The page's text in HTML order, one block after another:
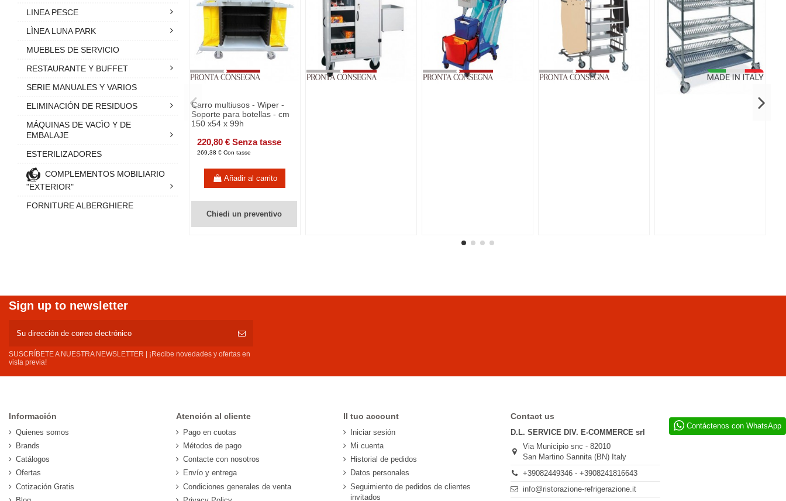
Carro multiusos - Wiper -
Soporte para botellas - cm
150 x54 x 99h
220,80 € Senza tasse
269,38 € Con tasse
Añadir al carrito
Chiedi un preventivo
LINEA PESCE
LÌNEA LUNA PARK
MUEBLES DE SERVICIO
RESTAURANTE Y BUFFET
SERIE MANUALES Y VARIOS
ELIMINACIÓN DE RESIDUOS
MÁQUINAS DE VACÌO Y DE
EMBALAJE
ESTERILIZADORES
COMPLEMENTOS MOBILIARIO
"EXTERIOR"
FORNITURE ALBERGHIERE
Sign up to newsletter
SUSCRÍBETE A NUESTRA NEWSLETTER | ¡Recibe novedades y ofertas en
vista previa!
Información
Quienes somos
Brands
Catálogos
Ofertas
Cotización Gratis
Atención al cliente
Pago en cuotas
Métodos de pago
Contacte con nosotros
Envío y entrega
Condiciones generales de venta
Il tuo account
Iniciar sesión
Mi cuenta
Historial de pedidos
Datos personales
Seguimiento de pedidos de clientes
invitados
Contact us
D.L. SERVICE DIV. E-COMMERCE srl
Via Municipio snc - 82010
San Martino Sannita (BN) Italy
+39082449346 - +3908241816643
info@ristorazione-refrigerazione.it
Contáctenos con WhatsApp